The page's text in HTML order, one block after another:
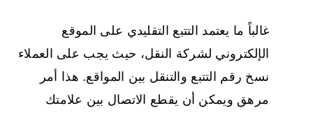
غالباً ما يعتمد التتبع التقليدي على الموقع
الإلكتروني لشركة النقل، حيث يجب على العملاء
نسخ رقم التتبع والتنقل بين المواقع. هذا أمر
مرهق ويمكن أن يقطع الاتصال بين علامتك